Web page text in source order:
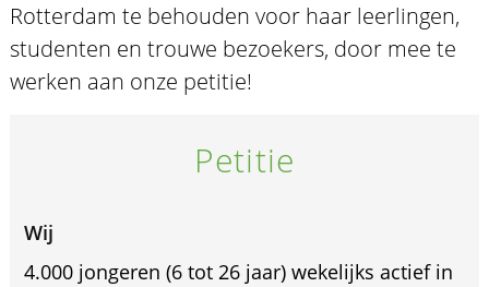
Rotterdam te behouden voor haar leerlingen,
studenten en trouwe bezoekers, door mee te
werken aan onze petitie!
Petitie
Wij
4.000 jongeren (6 tot 26 jaar) wekelijks actief in